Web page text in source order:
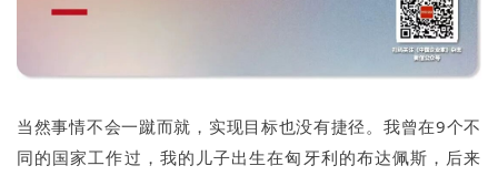
当然事情不会一蹴而就，实现目标也没有捷径。我曾在9个不
同的国家工作过，我的儿子出生在匈牙利的布达佩斯，后来